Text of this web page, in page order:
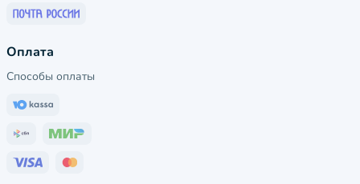
Оплата
Способы оплаты